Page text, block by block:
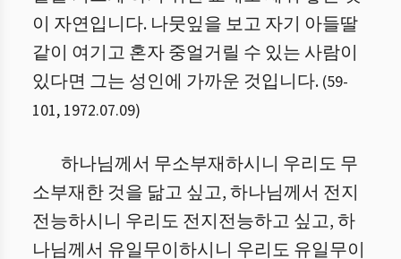
이 자연입니다. 나뭇잎을 보고 자기 아들딸
같이 여기고 혼자 중얼거릴 수 있는 사람이
있다면 그는 성인에 가까운 것입니다. (59-
101, 1972.07.09)
하나님께서 무소부재하시니 우리도 무
소부재한 것을 닮고 싶고, 하나님께서 전지
전능하시니 우리도 전지전능하고 싶고, 하
나님께서 유일무이하시니 우리도 유일무이